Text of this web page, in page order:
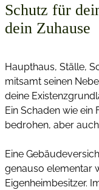
Schutz für
dein Zuhause
Haupthaus, Ställe,
mitsamt seinen
deine
Ein Schaden wie ein
bedrohen, aber
Eine
genauso elementar
Eigenheimbesitzer.